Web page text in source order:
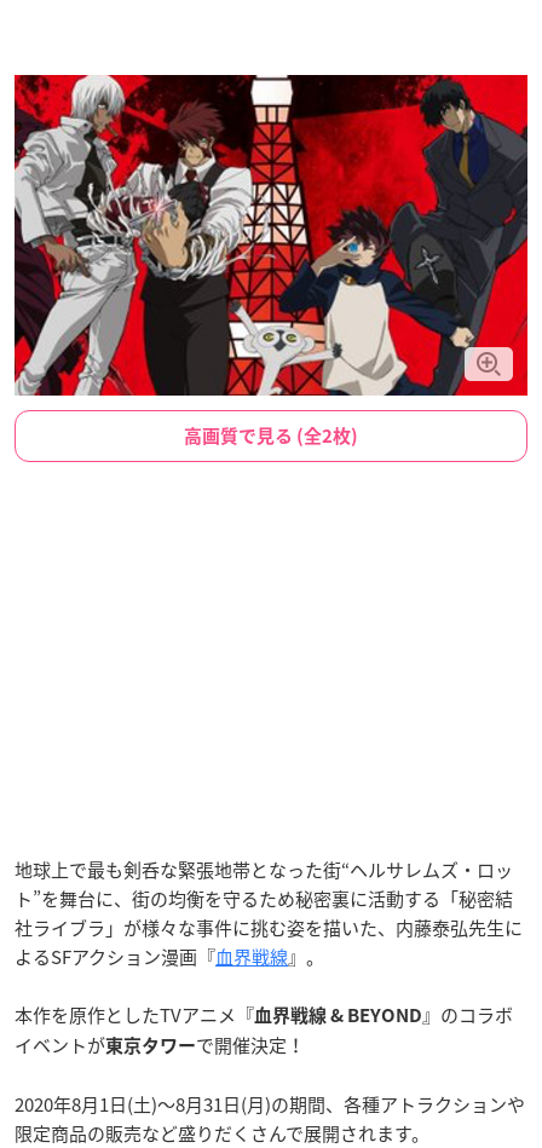
高画質で見る (全2枚)
地球上で最も剣呑な緊張地帯となった街“ヘルサレムズ・ロッ
ト”を舞台に、街の均衡を守るため秘密裏に活動する「秘密結
社ライブラ」が様々な事件に挑む姿を描いた、内藤泰弘先生に
よるSFアクション漫画『血界戦線』。
本作を原作としたTVアニメ『血界戦線 & BEYOND』のコラボ
イベントが東京タワーで開催決定！
2020年8月1日(土)～8月31日(月)の期間、各種アトラクションや
限定商品の販売など盛りだくさんで展開されます。